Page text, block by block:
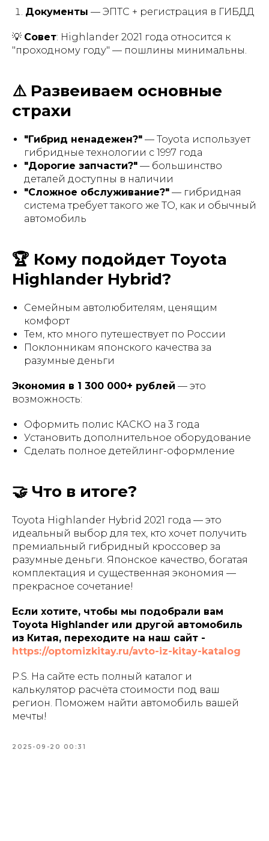
Документы — ЭПТС + регистрация в ГИБДД
💡 Совет: Highlander 2021 года относится к
"проходному году" — пошлины минимальны.
⚠️ Развеиваем основные
страхи
"Гибрид ненадежен?" — Toyota использует
гибридные технологии с 1997 года
"Дорогие запчасти?" — большинство
деталей доступны в наличии
"Сложное обслуживание?" — гибридная
система требует такого же ТО, как и обычный
автомобиль
🏆 Кому подойдет Toyota
Highlander Hybrid?
Семейным автолюбителям, ценящим
комфорт
Тем, кто много путешествует по России
Поклонникам японского качества за
разумные деньги
Экономия в 1 300 000+ рублей — это
возможность:
Оформить полис КАСКО на 3 года
Установить дополнительное оборудование
Сделать полное детейлинг-оформление
🤝 Что в итоге?
Toyota Highlander Hybrid 2021 года — это
идеальный выбор для тех, кто хочет получить
премиальный гибридный кроссовер за
разумные деньги. Японское качество, богатая
комплектация и существенная экономия —
прекрасное сочетание!
Если хотите, чтобы мы подобрали вам
Toyota Highlander или другой автомобиль
из Китая, переходите на наш сайт -
https://optomizkitay.ru/avto-iz-kitay-katalog
P.S. На сайте есть полный каталог и
калькулятор расчёта стоимости под ваш
регион. Поможем найти автомобиль вашей
мечты!
2025-09-20 00:31